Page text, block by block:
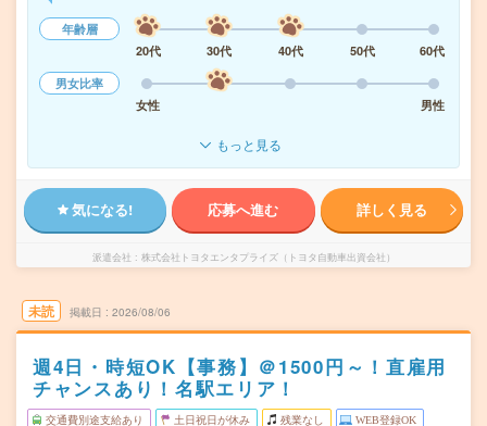
年齢層
20代
30代 40代 50代
60代
男女比率
女性
男性
もっと見る
気になる! 応募へ進む 詳しく見る
派遣会社 株式会社トヨタエンタプライズ（トヨタ自動車出資会社）
未読 掲載日 2026/08/06
週4日・時短OK【事務】＠1500円～！直雇用
チャンスあり！名駅エリア！
交通費別途支給あり 土日祝日が休み 残業なし WEB登録OK